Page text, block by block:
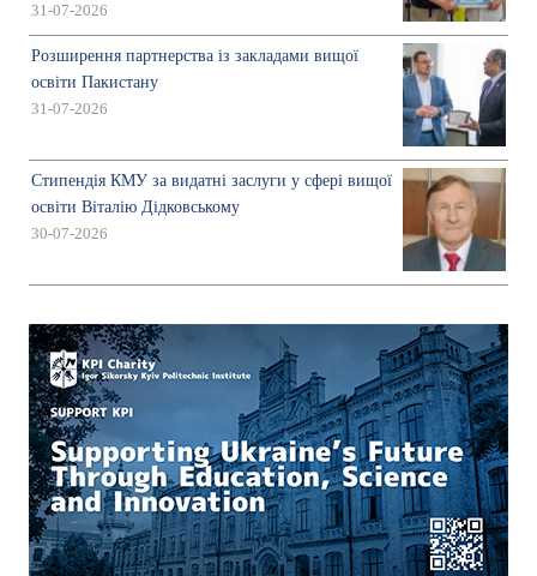
31-07-2026
Розширення партнерства із закладами вищої
освіти Пакистану
31-07-2026
Стипендія КМУ за видатні заслуги у сфері вищої
освіти Віталію Дідковському
30-07-2026